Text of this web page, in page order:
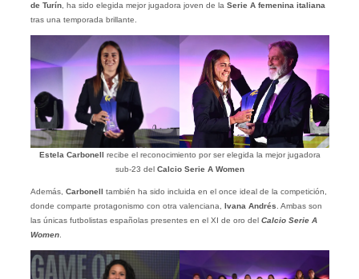
de Turín, ha sido elegida mejor jugadora joven de la Serie A femenina italiana
tras una temporada brillante.
Estela Carbonell recibe el reconocimiento por ser elegida la mejor jugadora
sub-23 del Calcio Serie A Women
Además, Carbonell también ha sido incluida en el once ideal de la competición,
donde comparte protagonismo con otra valenciana, Ivana Andrés. Ambas son
las únicas futbolistas españolas presentes en el XI de oro del Calcio Serie A
Women.